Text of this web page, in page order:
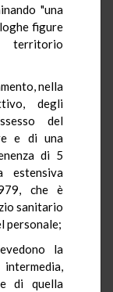
"una
figure
territorio
nella
degli
del
e di una
di 5
estensiva
che è
sanitario
personale;
la
di quella